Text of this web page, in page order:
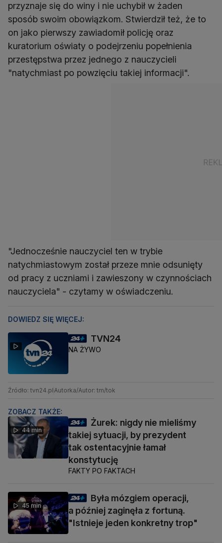
przyznaje się do winy i nie uchybił w żaden
sposób swoim obowiązkom. Stwierdził też, że to
on jako pierwszy zawiadomił policję oraz
kuratorium oświaty o podejrzeniu popełnienia
przestępstwa przez jednego z nauczycieli
"natychmiast po powzięciu takiej informacji".
"Jednocześnie nauczyciel ten w trybie
natychmiastowym został przeze mnie odsunięty
od pracy z uczniami i zawieszony w czynnościach
nauczyciela" - czytamy w oświadczeniu.
DOWIEDZ SIĘ WIĘCEJ:
TVN24
NA ŻYWO
Źródło: tvn24.plAutorka/Autor: tm/tok
ZOBACZ TAKŻE:
44 min
Żurek: nigdy nie mieliśmy
takiej sytuacji, by prezydent
tak ostentacyjnie łamał
konstytucję
FAKTY PO FAKTACH
45 min
Była mózgiem operacji,
a później zaginęła z fortuną.
"Istnieje jeden konkretny trop"